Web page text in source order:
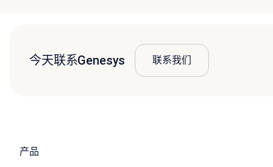
今天联系Genesys 联系我们
产品